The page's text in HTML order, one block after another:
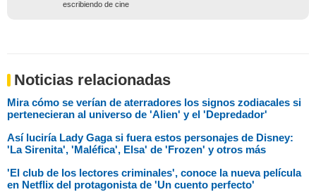
escribiendo de cine
Noticias relacionadas
Mira cómo se verían de aterradores los signos zodiacales si
pertenecieran al universo de 'Alien' y el 'Depredador'
Así luciría Lady Gaga si fuera estos personajes de Disney:
'La Sirenita', 'Maléfica', Elsa' de 'Frozen' y otros más
'El club de los lectores criminales', conoce la nueva película
en Netflix del protagonista de 'Un cuento perfecto'